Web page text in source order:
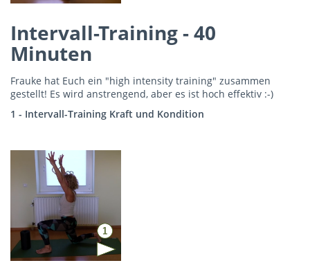
Intervall-Training - 40
Minuten
Frauke hat Euch ein "high intensity training" zusammen
gestellt! Es wird anstrengend, aber es ist hoch effektiv :-)
1 - Intervall-Training Kraft und Kondition